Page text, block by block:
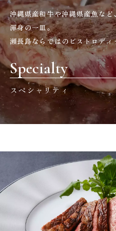
沖縄県産和牛や沖縄県産魚な
渾身の一皿。
瀬長島ならではのビストロデ
Specialty
スペシャリティ